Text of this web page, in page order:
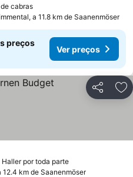
cabras
a 11.8 km de Saanenmöser
preços
Ver preços
Partilhar
por toda parte
12.4 km de Saanenmöser